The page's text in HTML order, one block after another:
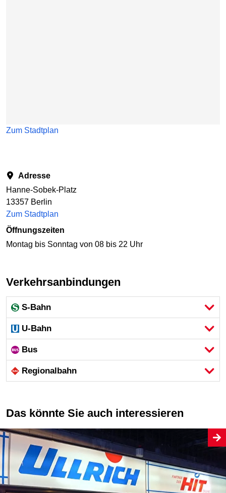
Zum Stadtplan
Adresse
Hanne-Sobek-Platz
13357 Berlin
Zum Stadtplan
Öffnungszeiten
Montag bis Sonntag von 08 bis 22 Uhr
Verkehrsanbindungen
S-Bahn
U-Bahn
Bus
Regional­bahn
Das könnte Sie auch interessieren